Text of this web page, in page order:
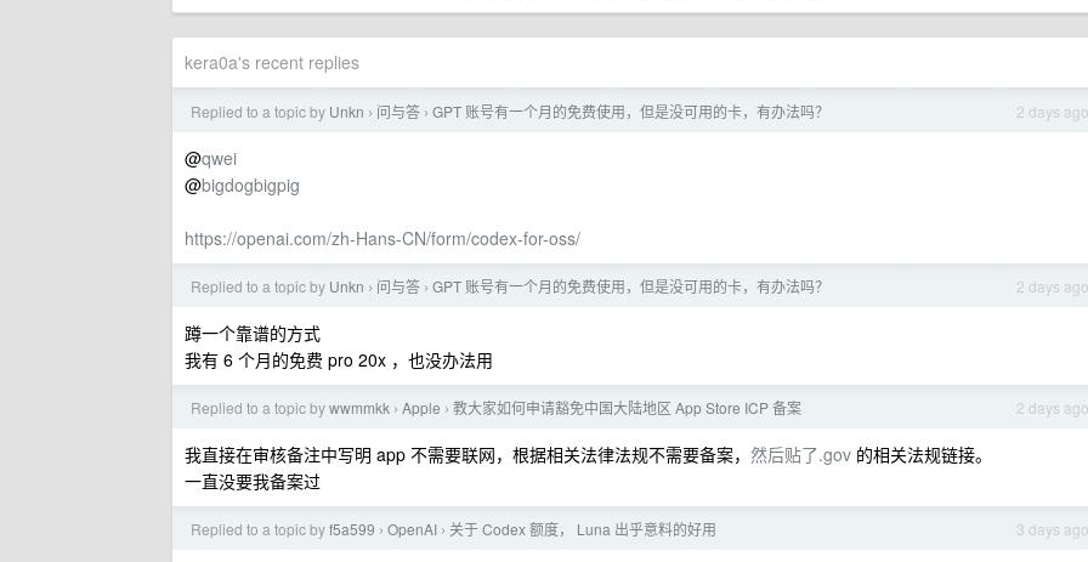
kera0a's recent replies
2 days ago
Replied to a topic by Unkn › 问与答 › GPT 账号有一个月的免费使用，但是没可用的卡，有办法吗？
@qwei
@bigdogbigpig
https://openai.com/zh-Hans-CN/form/codex-for-oss/
2 days ago
Replied to a topic by Unkn › 问与答 › GPT 账号有一个月的免费使用，但是没可用的卡，有办法吗？
蹲一个靠谱的方式
我有 6 个月的免费 pro 20x ，也没办法用
2 days ago
Replied to a topic bywwmmkk › Apple › 教大家如何申请豁免中国大陆地区 App Store ICP 备案
我直接在审核备注中写明 app 不需要联网，根据相关法律法规不需要备案， 然后贴了.gov 的相关法规链接。
一直没要我备案过
3 days ago
Replied to a topic byf5a599 › OpenAI › 关于 Codex 额度， Luna 出乎意料的好用